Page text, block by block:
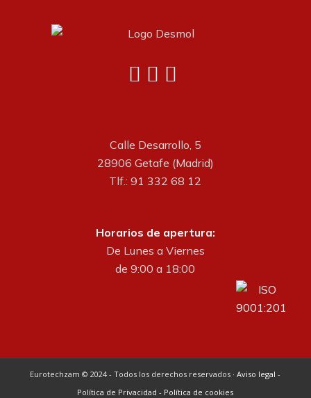
Calle Desarrollo, 5
28906 Getafe (Madrid)
Tlf.: 91 332 68 12
Horarios de apertura:
De Lunes a Viernes
de 9:00 a 18:00
Eurotechzam © 2024 - Todos los derechos reservados ·Aviso legal -
Política de Privacidad - Política de cookies